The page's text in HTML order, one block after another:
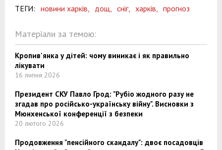
ТЕГИ: новини харків, дощ, сніг, харків, прогноз
Матеріали за темою:
Кропив'янка у дітей: чому виникає і як правильно
лікувати
16 липня 2026
Президент СКУ Павло Грод: "Рубіо жодного разу не
згадав про російсько-українську війну". Висновки з
Мюнхенської конференції з безпеки
20 лютого 2026
Продовження "пенсійного скандалу": двоє посадовців